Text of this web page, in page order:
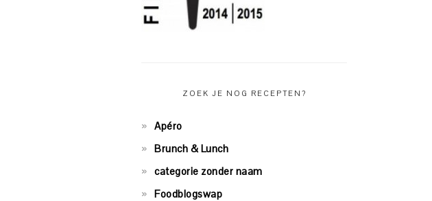
ZOEK JE NOG RECEPTEN?
Apéro
Brunch & Lunch
categorie zonder naam
Foodblogswap